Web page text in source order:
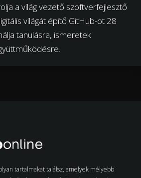
a világ vezető szoftverfejlesztő
világát építő GitHub-ot 28
tanulásra, ismeretek
tartalmakat találsz, amelyek mélyebb